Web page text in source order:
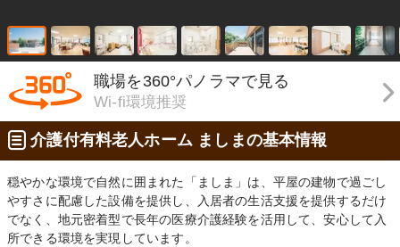
職場を360°パノラマで見る
Wi-fi環境推奨
介護付有料老人ホーム ましまの基本情報
穏やかな環境で自然に囲まれた「ましま」は、平屋の建物で過ごし
やすさに配慮した設備を提供し、入居者の生活支援を提供するだけ
でなく、地元密着型で長年の医療介護経験を活用して、安心して入
所できる環境を実現しています。